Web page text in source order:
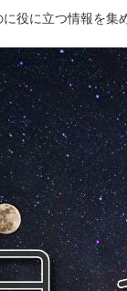
役に立つ情報を集